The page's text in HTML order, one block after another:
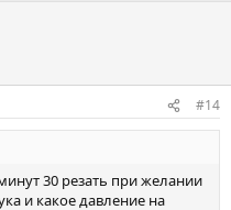
#14
30 резать при желании
и какое давление на